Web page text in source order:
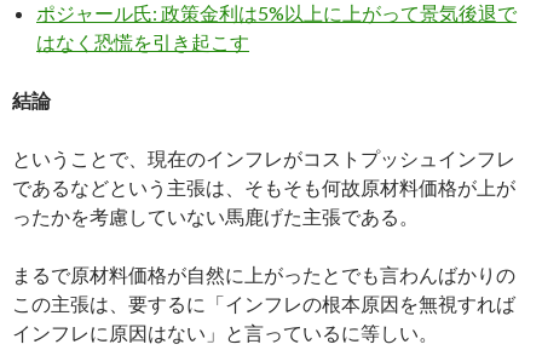
ポジャール氏: 政策金利は5%以上に上がって景気後退で
はなく恐慌を引き起こす
結論
ということで、現在のインフレがコストプッシュインフレ
であるなどという主張は、そもそも何故原材料価格が上が
ったかを考慮していない馬鹿げた主張である。
まるで原材料価格が自然に上がったとでも言わんばかりの
この主張は、要するに「インフレの根本原因を無視すれば
インフレに原因はない」と言っているに等しい。